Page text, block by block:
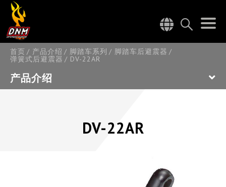
首页 产品介绍 脚踏车系列
脚踏车后避震器
弹簧式后避震器
DV-22AR
产品介绍
DV-22AR